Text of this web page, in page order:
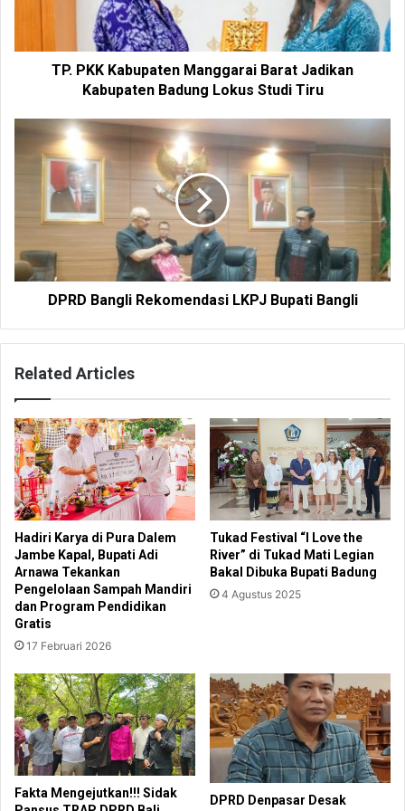
TP. PKK Kabupaten Manggarai Barat Jadikan
Kabupaten Badung Lokus Studi Tiru
DPRD Bangli Rekomendasi LKPJ Bupati Bangli
Related Articles
Hadiri Karya di Pura Dalem
Jambe Kapal, Bupati Adi
Arnawa Tekankan
Pengelolaan Sampah Mandiri
dan Program Pendidikan
Gratis
17 Februari 2026
Tukad Festival “I Love the
River” di Tukad Mati Legian
Bakal Dibuka Bupati Badung
4 Agustus 2025
Fakta Mengejutkan!!! Sidak
DPRD Denpasar Desak